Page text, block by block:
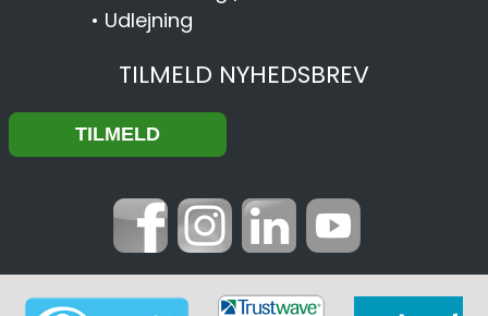
• Udlejning
TILMELD NYHEDSBREV